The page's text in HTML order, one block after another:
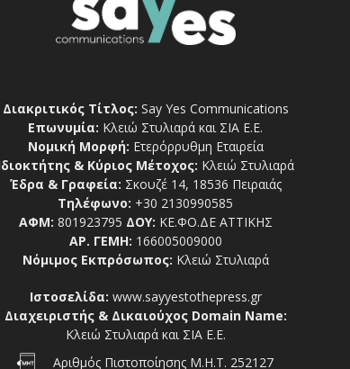
Διακριτικός Τίτλος: Say Yes Communications
Επωνυμία: Κλειώ Στυλιαρά και ΣΙΑ Ε.Ε.
Νομική Μορφή: Ετερόρρυθμη Εταιρεία
& Κύριος Μέτοχος: Κλειώ Στυλιαρά
Έδρα & Γραφεία: Σκουζέ 14, 18536 Πειραιάς
Τηλέφωνο: +30 2130990585
ΑΦΜ: 801923795 ΔΟΥ: ΚΕ.ΦΟ.ΔΕ ΑΤΤΙΚΗΣ
ΑΡ. ΓΕΜΗ: 166005009000
Νόμιμος Εκπρόσωπος: Κλειώ Στυλιαρά
Ιστοσελίδα: www.sayyestothepress.gr
Διαχειριστής & Δικαιούχος Domain Name:
Κλειώ Στυλιαρά και ΣΙΑ Ε.Ε.
Αριθμός Πιστοποίησης Μ.Η.Τ. 252127